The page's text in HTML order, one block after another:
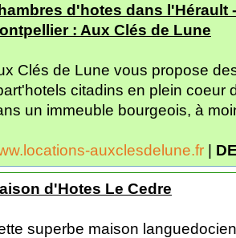
d'hotes dans l'Hérault
: Aux Clés de Lune
Clés de Lune vous propose
citadins en plein coeur
un immeuble bourgeois, à
auxclesdelune.fr |
d'Hotes Le Cedre
superbe maison